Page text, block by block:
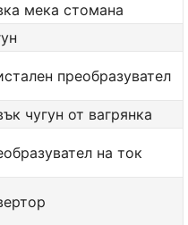
мека стомана
преобразувател
чугун от вагрянка
на ток